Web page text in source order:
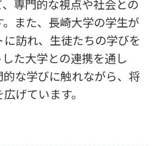
専門的な視点や社会との
また、長崎大学の学生が
訪れ、生徒たちの学びを
た大学との連携を通し
な学びに触れながら、将
げています。